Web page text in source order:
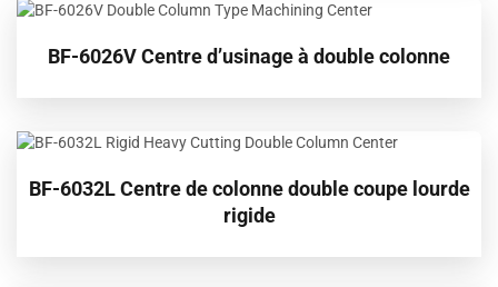
BF-6026V Centre d’usinage à double colonne
BF-6032L Centre de colonne double coupe lourde
rigide